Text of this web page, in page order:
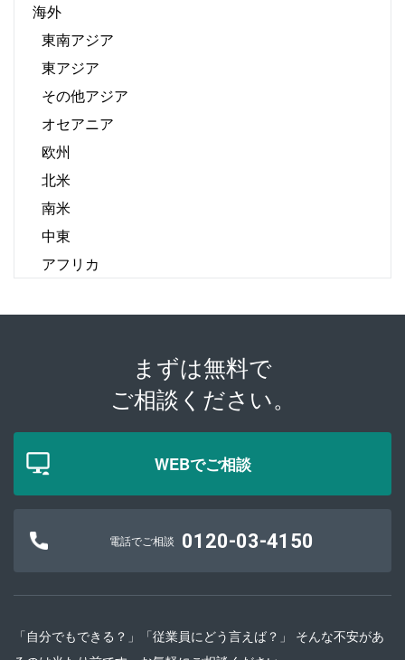
海外
東南アジア
東アジア
その他アジア
オセアニア
欧州
北米
南米
中東
アフリカ
まずは無料で
ご相談ください。
WEBでご相談
電話でご相談 0120-03-4150
「自分でもできる？」「従業員にどう言えば？」 そんな不安があ